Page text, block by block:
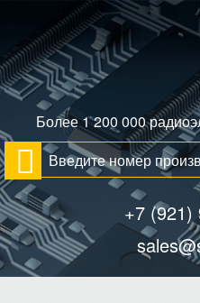
Более 1 200 000
+7 (921)